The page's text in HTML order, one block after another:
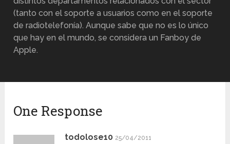
(tanto con el soporte a usuarios como en el soporte
de radiotelefonía). Aunque sabe que no es lo único
que hay en el mundo, se considera un Fanboy de
Apple.
One Response
todolose10 25/04/2011